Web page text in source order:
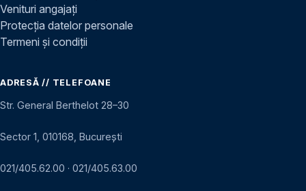
Venituri angajați
Protecția datelor personale
Termeni și condiții
ADRESĂ // TELEFOANE
Str. General Berthelot 28–30
Sector 1, 010168, București
021/405.62.00 · 021/405.63.00